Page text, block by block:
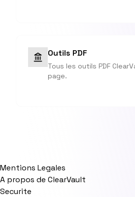
Outils PDF
Tous les outils PDF
page.
Mentions Legales
A propos de ClearVault
Securite